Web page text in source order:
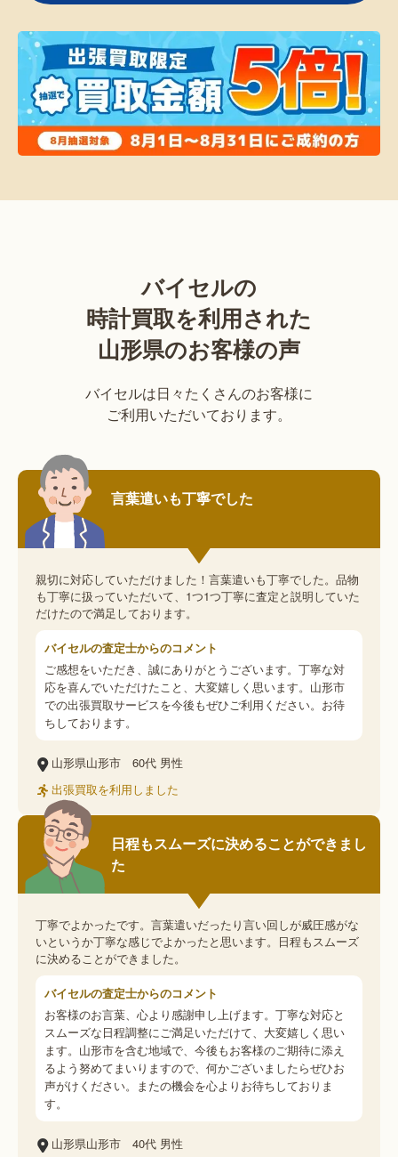
バイセルの
時計買取を利用された
山形県のお客様の声
バイセルは日々たくさんのお客様に
ご利用いただいております。
言葉遣いも丁寧でした
親切に対応していただけました！言葉遣いも丁寧でした。品物
も丁寧に扱っていただいて、1つ1つ丁寧に査定と説明していた
だけたので満足しております。
バイセルの査定士からのコメント
ご感想をいただき、誠にありがとうございます。丁寧な対
応を喜んでいただけたこと、大変嬉しく思います。山形市
での出張買取サービスを今後もぜひご利用ください。お待
ちしております。
山形県山形市 60代 男性
出張買取を利用しました
日程もスムーズに決めることができまし
た
丁寧でよかったです。言葉遣いだったり言い回しが威圧感がな
いというか丁寧な感じでよかったと思います。日程もスムーズ
に決めることができました。
バイセルの査定士からのコメント
お客様のお言葉、心より感謝申し上げます。丁寧な対応と
スムーズな日程調整にご満足いただけて、大変嬉しく思い
ます。山形市を含む地域で、今後もお客様のご期待に添え
るよう努めてまいりますので、何かございましたらぜひお
声がけください。またの機会を心よりお待ちしておりま
す。
山形県山形市 40代 男性